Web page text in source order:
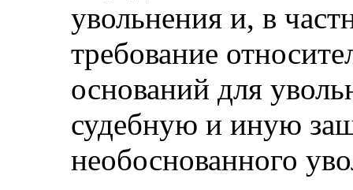
увольнения и, в
требование
оснований для
судебную и иную
необоснованного